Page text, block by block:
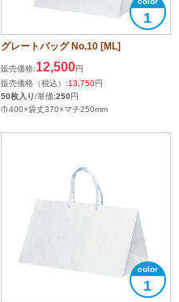
1
グレートバッグ No.10 [ML]
販売価格:12,500円
販売価格（税込）:13,750円
50枚入り/単価:250円
巾400×袋丈370×マチ250mm
1